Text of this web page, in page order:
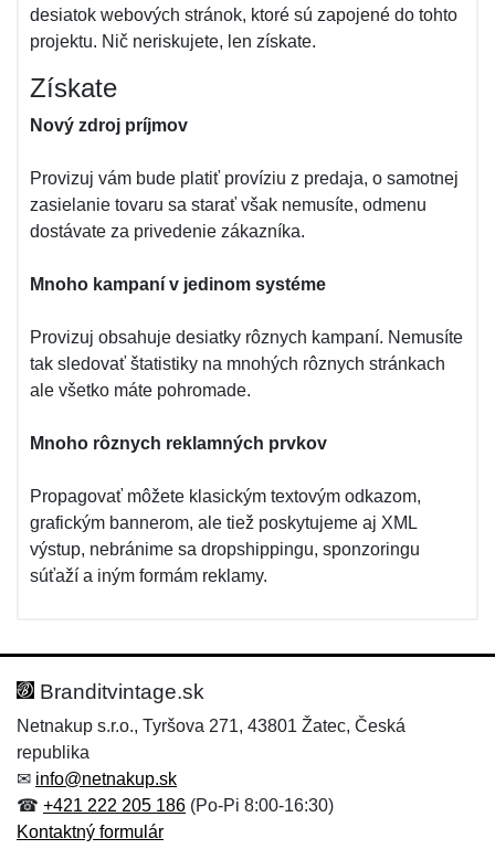
desiatok webových stránok, ktoré sú zapojené do tohto
projektu. Nič neriskujete, len získate.
Získate
Nový zdroj príjmov
Provizuj vám bude platiť províziu z predaja, o samotnej
zasielanie tovaru sa starať však nemusíte, odmenu
dostávate za privedenie zákazníka.
Mnoho kampaní v jedinom systéme
Provizuj obsahuje desiatky rôznych kampaní. Nemusíte
tak sledovať štatistiky na mnohých rôznych stránkach
ale všetko máte pohromade.
Mnoho rôznych reklamných prvkov
Propagovať môžete klasickým textovým odkazom,
grafickým bannerom, ale tiež poskytujeme aj XML
výstup, nebránime sa dropshippingu, sponzoringu
súťaží a iným formám reklamy.
Branditvintage.sk
Netnakup s.r.o., Tyršova 271, 43801 Žatec, Česká
republika
✉ info@netnakup.sk
☎ +421 222 205 186 (Po-Pi 8:00-16:30)
Kontaktný formulár